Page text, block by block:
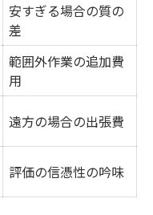
者選びのコツ
を徹底比較
ビスの特徴
比較のポイント
検証する
リーニング比較表
度の違い
安すぎる場合の質の
差
範囲外作業の追加費
用
遠方の場合の出張費
評価の信憑性の吟味